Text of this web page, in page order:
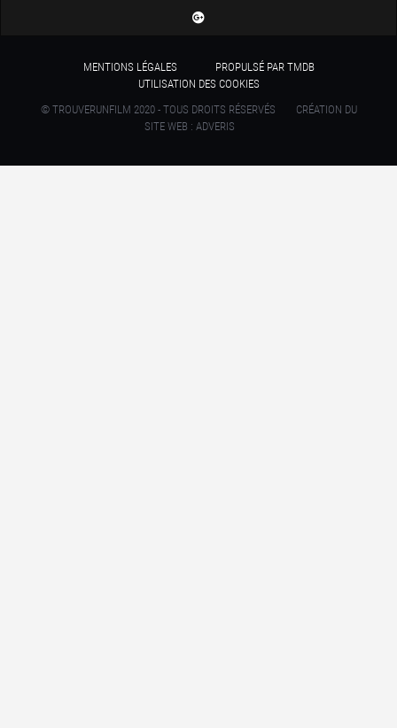
MENTIONS LÉGALES
PROPULSÉ PAR TMDB
UTILISATION DES COOKIES
© TROUVERUNFILM 2020 - TOUS DROITS RÉSERVÉS
CRÉATION DU
SITE WEB : ADVERIS